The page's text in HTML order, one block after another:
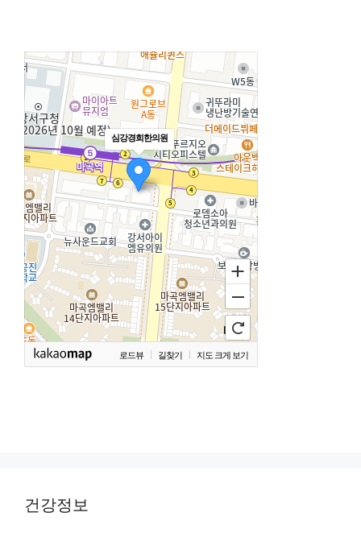
심강경희한의원
로드뷰 길찾기 지도 크게 보기
건강정보